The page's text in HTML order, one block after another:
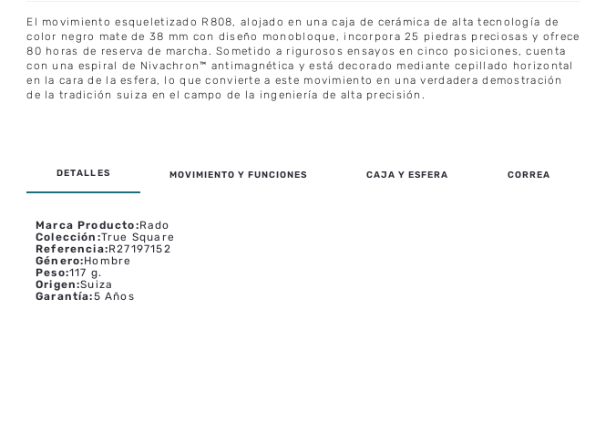
El movimiento esqueletizado R808, alojado en una caja de cerámica de alta tecnología de
color negro mate de 38 mm con diseño monobloque, incorpora 25 piedras preciosas y ofrece
80 horas de reserva de marcha. Sometido a rigurosos ensayos en cinco posiciones, cuenta
con una espiral de Nivachron™ antimagnética y está decorado mediante cepillado horizontal
en la cara de la esfera, lo que convierte a este movimiento en una verdadera demostración
de la tradición suiza en el campo de la ingeniería de alta precisión.
MOVIMIENTO Y FUNCIONES CAJA Y ESFERA CORREA
Marca Producto:Rado
Colección :True Square
Referencia:R27197152
Género:Hombre
Peso:117 g.
Origen:Suiza
Garantía:5 Años